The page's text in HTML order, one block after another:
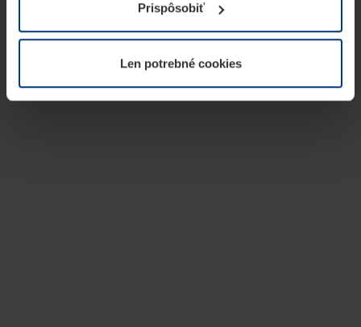
potrebujeme Vaše povolenie. Vaše povolenie môžete
kedykoľvek zmeniť alebo odvolať vo vysvetlení cookie
našej webovej stránky.
Prispôsobiť
Len potrebné cookies